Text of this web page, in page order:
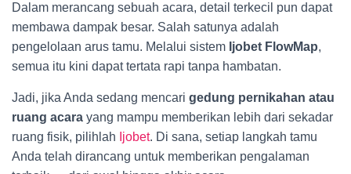
Dalam merancang sebuah acara, detail terkecil pun dapat
membawa dampak besar. Salah satunya adalah
pengelolaan arus tamu. Melalui sistem Ijobet FlowMap,
semua itu kini dapat tertata rapi tanpa hambatan.
Jadi, jika Anda sedang mencari gedung pernikahan atau
ruang acara yang mampu memberikan lebih dari sekadar
ruang fisik, pilihlah Ijobet. Di sana, setiap langkah tamu
Anda telah dirancang untuk memberikan pengalaman